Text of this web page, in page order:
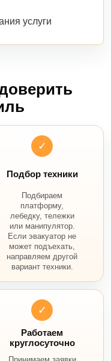
услуги
✓
Подбор техники
Подбираем
платформу,
лебедку, тележки
или манипулятор.
Если эвакуатор не
может подъехать,
направляем другой
вариант техники.
✓
Работаем
круглосуточно